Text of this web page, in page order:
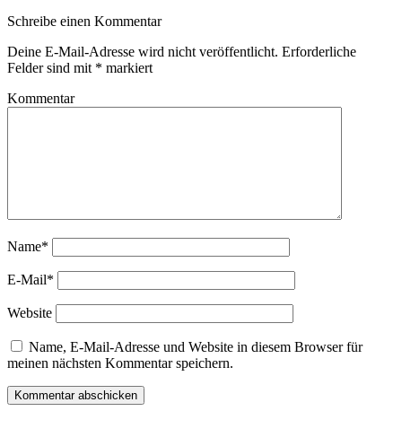
Schreibe einen Kommentar
Deine E-Mail-Adresse wird nicht veröffentlicht. Erforderliche
Felder sind mit * markiert
Kommentar
Name*
E-Mail*
Website
Name, E-Mail-Adresse und Website in diesem Browser für
meinen nächsten Kommentar speichern.